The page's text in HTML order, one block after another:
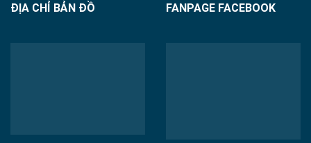
ĐỊA CHỈ BẢN ĐỒ FANPAGE FACEBOOK